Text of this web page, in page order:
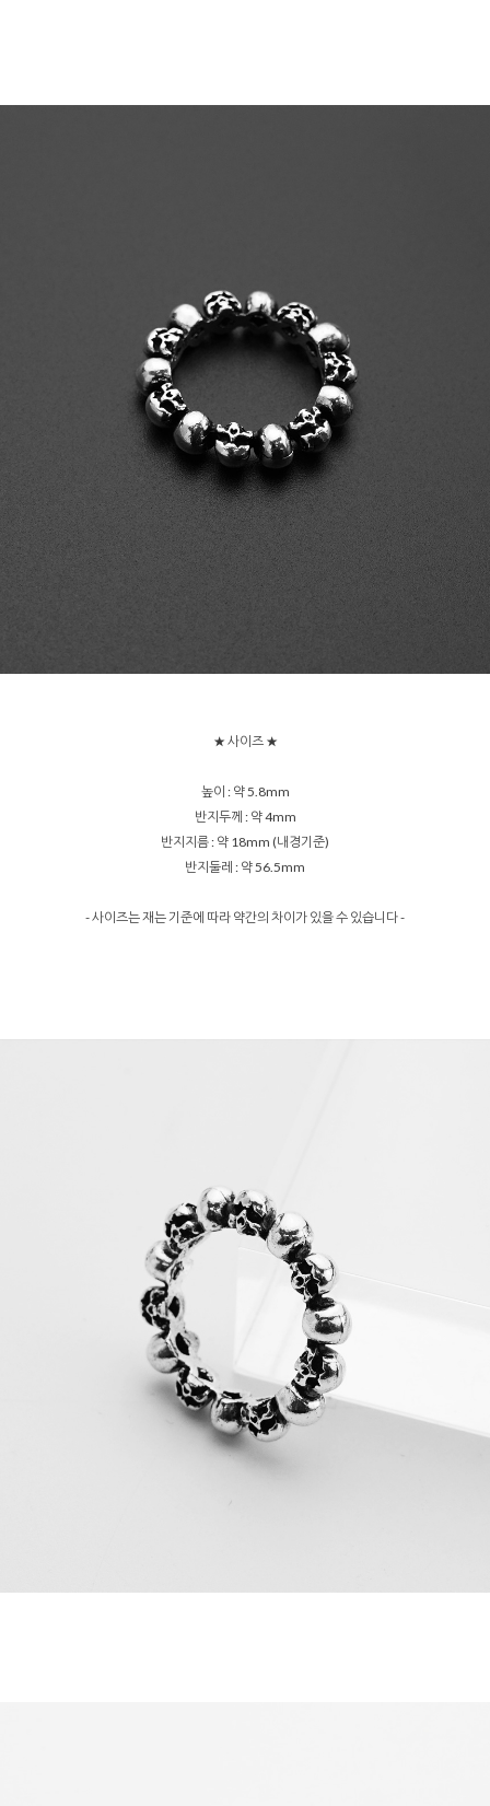
★ 사이즈 ★
높이 : 약 5.8mm
반지두께 : 약 4mm
반지지름 : 약 18mm (내경기준)
반지둘레 : 약 56.5mm
- 사이즈는 재는 기준에 따라 약간의 차이가 있을 수 있습니다 -